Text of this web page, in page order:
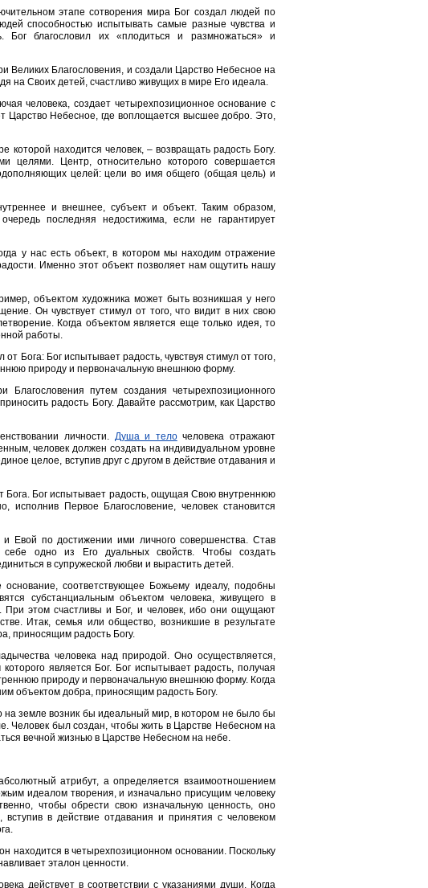
этaпе сотворения мирa Бог создaл людей по
способностью испытывать самые разные чувства и
благословил их «плодиться и размножаться» и
Великих Благословения, и создали Царство Небесное на
на Своих детей, счастливо живущих в мире Его идеала.
человека, создает четырехпозиционное основание с
Царство Небесное, где воплощается высшее добро. Это,
находится человек, – возвращать радость Богу.
целями. Центр, относительно которого совершается
целей: цели во имя общего (общая цель) и
и внешнее, субъект и объект. Таким образом,
последняя недостижима, если не гарантирует
у нас есть объект, в котором мы находим отражение
Именно этот объект позволяет нам ощутить нашу
объектом художника может быть возникшая у него
Он чувствует стимул от того, что видит в них свою
Когда объектом является еще только идея, то
работы.
Бога: Бог испытывает радость, чувствуя стимул от того,
природу и первоначальную внешнюю форму.
путем создания четырехпозиционного
радость Богу. Давайте рассмотрим, как Царство
личности. Душа и телочеловека отражают
человек должен создать на индивидуальном уровне
целое, вступив друг с другом в действие отдавания и
Бога. Бог испытывает радость, ощущая Свою внутреннюю
Первое Благословение, человек становится
Евой по достижении ими личного совершенства. Став
одно из Его дуальных свойств. Чтобы создать
в супружеской любви и вырастить детей.
соответствующее Божьему идеалу, подобны
субстанциальным объектом человека, живущего в
При этом счастливы и Бог, и человек, ибо они ощущают
Итак, семья или общество, возникшие в результате
приносящим радость Богу.
человека над природой. Оно осуществляется,
является Бог. Бог испытывает радость, получая
природу и первоначальную внешнюю форму. Когда
объектом добра, приносящим радость Богу.
земле возник бы идеальный мир, в котором не было бы
Человек был создан, чтобы жить в Царстве Небесном на
вечной жизнью в Царстве Небесном на небе.
атрибут, а определяется взаимоотношением
идеалом творения, и изначально присущим человеку
чтобы обрести свою изначальную ценность, оно
в действие отдавания и принятия с человеком
находится в четырехпозиционном основании. Поскольку
эталон ценности.
действует в соответствии с указаниями души. Когда